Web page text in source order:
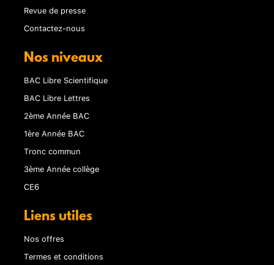
Revue de presse
Contactez-nous
Nos niveaux
BAC Libre Scientifique
BAC Libre Lettres
2ème Année BAC
1ère Année BAC
Tronc commun
3ème Année collège
CE6
Liens utiles
Nos offres
Termes et conditions